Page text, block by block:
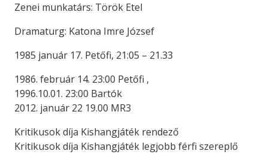
Zenei munkatárs: Török Etel
Dramaturg: Katona Imre József
1985 január 17. Petőfi, 21:05 – 21.33
1986. február 14. 23:00 Petőfi ,
1996.10.01. 23:00 Bartók
2012. január 22 19.00 MR3
Kritikusok díja Kishangjáték rendező
Kritikusok díja Kishangjáték legjobb férfi szereplő